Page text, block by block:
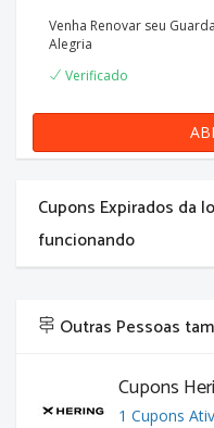
Venha Renovar seu
Alegria
Verificado
Cupons Expirados da
funcionando
Outras Pessoas
Cupons
1 Cupons